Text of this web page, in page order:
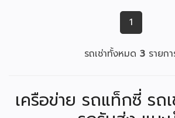
1
รถเช่าทั้งหมด 3 รายก
เครือข่าย รถแท็กซี่ รถ